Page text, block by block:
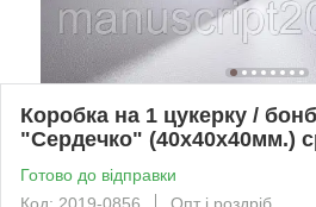
Коробка на 1 цукерку /
"Сердечко" (40х40х40мм.)
Готово до відправки
Код: 2019-0856
Опт і роздріб